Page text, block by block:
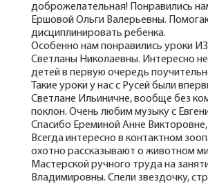
доброжелательная! Понравились
Ершовой Ольги Валерьевны.
дисциплинировать ребенка.
Особенно нам понравились уроки
Светланы Николаевны. Интересно
детей в первую очередь
Такие уроки у нас с Русей были
Светлане Ильиничне, вообще без
поклон. Очень любим музыку с
Спасибо Ереминой Анне Викторовне,
Всегда интересно в контактном
охотно рассказывают о животном
Мастерской ручного труда на
Владимировны. Спели звездочку,